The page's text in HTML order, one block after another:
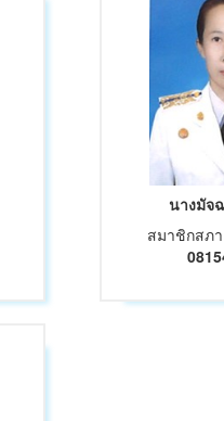
นางมัจ
สมาชิกสภ